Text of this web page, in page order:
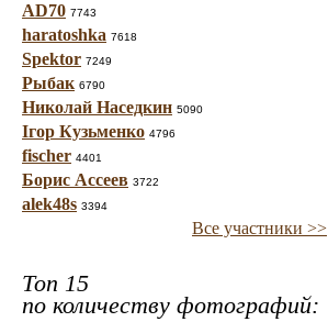
AD70 7743
haratoshka 7618
Spektor 7249
Рыбак 6790
Николай Наседкин 5090
Ігор Кузьменко 4796
fischer 4401
Борис Ассеев 3722
alek48s 3394
Все участники >>
Топ 15
по количеству фотографий: